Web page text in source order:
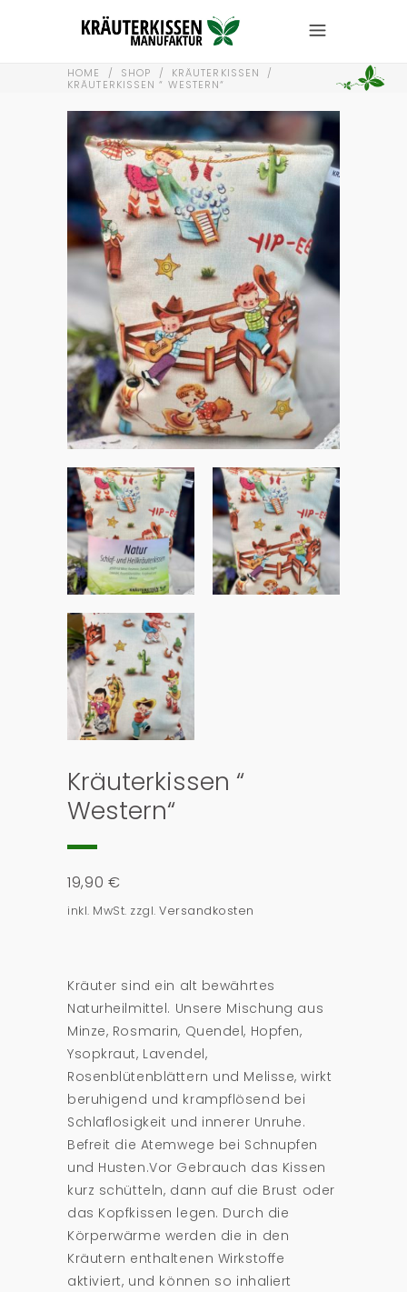
HOME / SHOP / KRÄUTERKISSEN /
KRÄUTERKISSEN “ WESTERN“
Kräuterkissen “
Western“
19,90 €
inkl. MwSt. zzgl.Versandkosten
Kräuter sind ein alt bewährtes
Naturheilmittel. Unsere Mischung aus
Minze, Rosmarin, Quendel, Hopfen,
Ysopkraut, Lavendel,
Rosenblütenblättern und Melisse, wirkt
beruhigend und krampflösend bei
Schlaflosigkeit und innerer Unruhe.
Befreit die Atemwege bei Schnupfen
und Husten.Vor Gebrauch das Kissen
kurz schütteln, dann auf die Brust oder
das Kopfkissen legen. Durch die
Körperwärme werden die in den
Kräutern enthaltenen Wirkstoffe
aktiviert, und können so inhaliert